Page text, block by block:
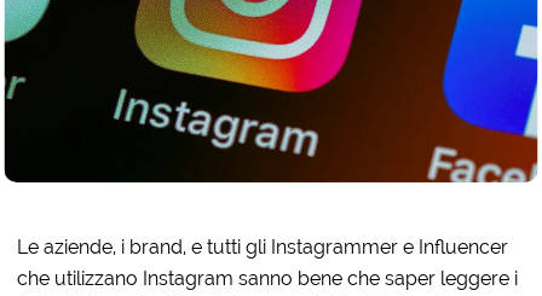
Le aziende, i brand, e tutti gli Instagrammer e Influencer
che utilizzano Instagram sanno bene che saper leggere i